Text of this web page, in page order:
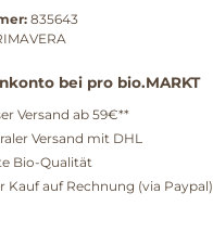
835643
bei pro bio.MARKT
Versand ab 59€**
Versand mit DHL
Bio-Qualität
Kauf auf Rechnung (via Paypal)